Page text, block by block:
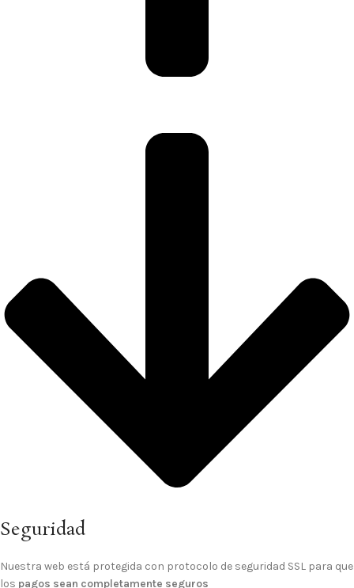
Seguridad
Nuestra web está protegida con protocolo de seguridad SSL para que
los pagos sean completamente seguros